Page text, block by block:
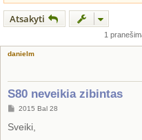
Atsakyti
1
danielm
S80 neveikia zibintas
S
a
n
2015 Bal 28
Sveiki,